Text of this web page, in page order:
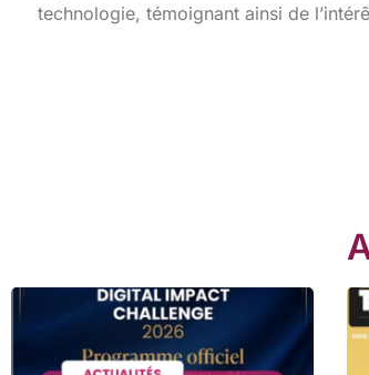
technologie, témoignant ainsi de